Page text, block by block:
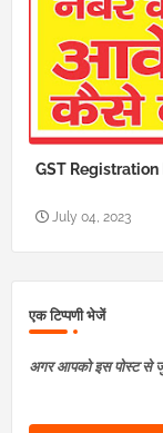
GST Registration
July 04, 2023
एक टिप्पणी भेजें
अगर आपको इस पोस्ट से